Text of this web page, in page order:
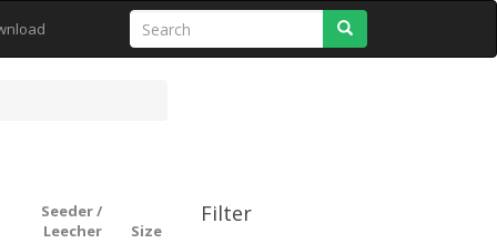
Seeder /
Leecher
Size
Filter